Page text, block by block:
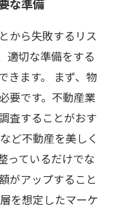
な準備
から失敗するリス
適切な準備をする
きます。 まず、物
要です。不動産業
査することがおす
ど不動産を美しく
っているだけでな
がアップすること
を想定したマーケ